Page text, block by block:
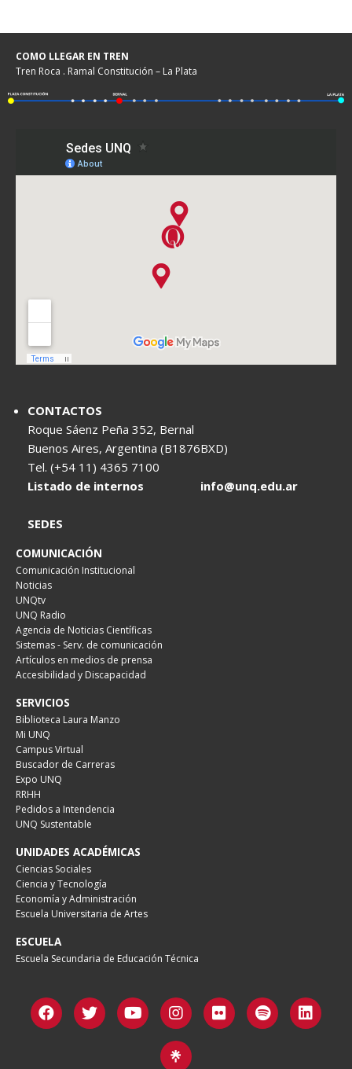
COMO LLEGAR EN TREN
Tren Roca . Ramal Constitución – La Plata
CONTACTOS
Roque Sáenz Peña 352, Bernal
Buenos Aires, Argentina (B1876BXD)
Tel. (+54 11) 4365 7100
Listado de internos
info@unq.edu.ar
SEDES
COMUNICACIÓN
Comunicación Institucional
Noticias
UNQtv
UNQ Radio
Agencia de Noticias Científicas
Sistemas - Serv. de comunicación
Artículos en medios de prensa
Accesibilidad y Discapacidad
SERVICIOS
Biblioteca Laura Manzo
Mi UNQ
Campus Virtual
Buscador de Carreras
Expo UNQ
RRHH
Pedidos a Intendencia
UNQ Sustentable
UNIDADES ACADÉMICAS
Ciencias Sociales
Ciencia y Tecnología
Economía y Administración
Escuela Universitaria de Artes
ESCUELA
Escuela Secundaria de Educación Técnica